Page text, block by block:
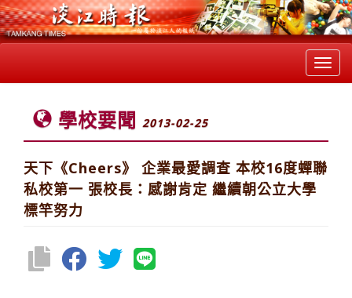
學校要聞 2013-02-25
天下《Cheers》 企業最愛調查 本校16度蟬聯
私校第一 張校長：感謝肯定 繼續朝公立大學
標竿努力